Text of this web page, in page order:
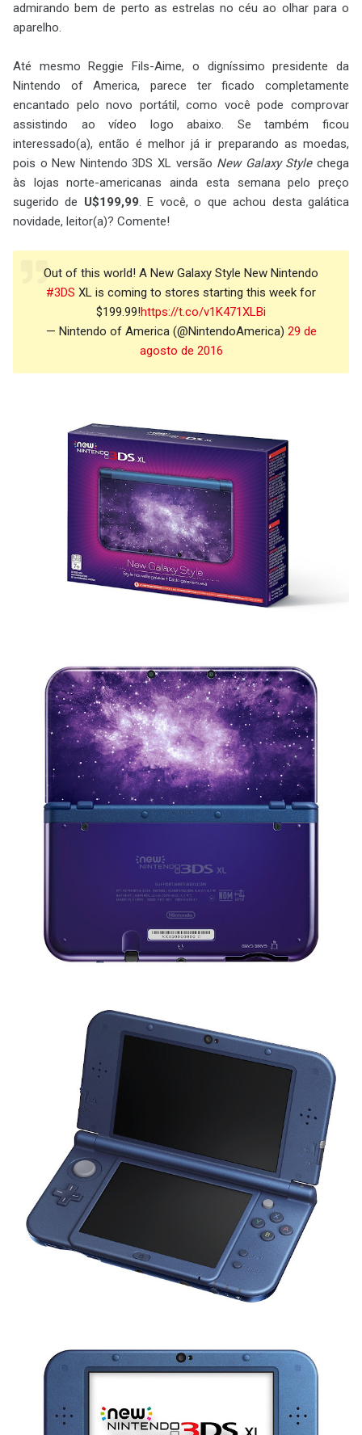
admirando bem de perto as estrelas no céu ao olhar para o
aparelho.
Até mesmo Reggie Fils-Aime, o digníssimo presidente da
Nintendo of America, parece ter ficado completamente
encantado pelo novo portátil, como você pode comprovar
assistindo ao vídeo logo abaixo. Se também ficou
interessado(a), então é melhor já ir preparando as moedas,
pois o New Nintendo 3DS XL versão New Galaxy Stylechega
às lojas norte-americanas ainda esta semana pelo preço
sugerido de U$199,99. E você, o que achou desta galática
novidade, leitor(a)? Comente!
Out of this world! A New Galaxy Style New Nintendo
#3DS XL is coming to stores starting this week for
$199.99!https://t.co/v1K471XLBi
— Nintendo of America (@NintendoAmerica) 29 de
agosto de 2016